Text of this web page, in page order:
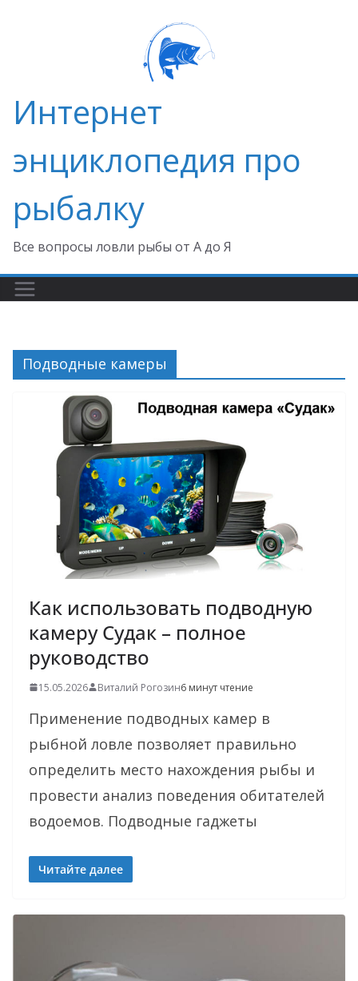
Интернет
энциклопедия про
рыбалку
Все вопросы ловли рыбы от А до Я
Подводные камеры
Как использовать подводную
камеру Судак – полное
руководство
15.05.2026 Виталий Рогозин6 минут чтение
Применение подводных камер в
рыбной ловле позволяет правильно
определить место нахождения рыбы и
провести анализ поведения обитателей
водоемов. Подводные гаджеты
Читайте далее